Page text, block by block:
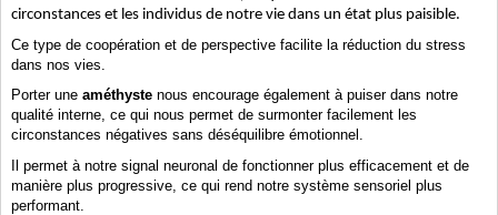
circonstances et les individus de notre vie dans un état plus paisible.
Ce type de coopération et de perspective facilite la réduction du stress
dans nos vies
Porter une améthystenous encourage également à puiser dans notre
qualité interne, ce qui nous permet de surmonter facilement les
circonstances négatives sans déséquilibre émotionnel.
Il permet à notre signal neuronal de fonctionner plus efficacement et de
manière plus progressive, ce qui rend notre système sensoriel plus
performant.